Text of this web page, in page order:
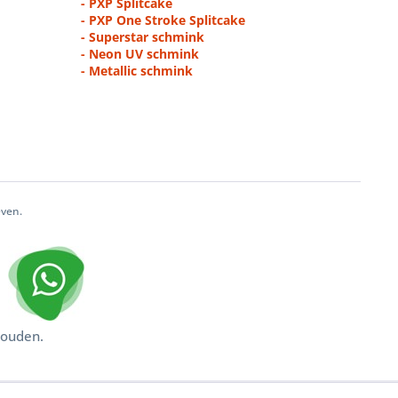
- PXP One Stroke Splitcake
- Superstar schmink
- Neon UV schmink
- Metallic schmink